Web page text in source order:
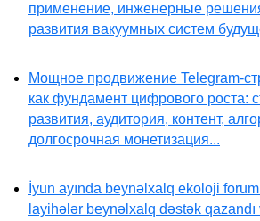
применение, инженерные
развития вакуумных систем
Мощное продвижение Telegram-
как фундамент цифрового роста:
развития, аудитория, контент,
долгосрочная монетизация...
İyun ayında beynəlxalq ekoloji
layihələr beynəlxalq dəstək qazandı